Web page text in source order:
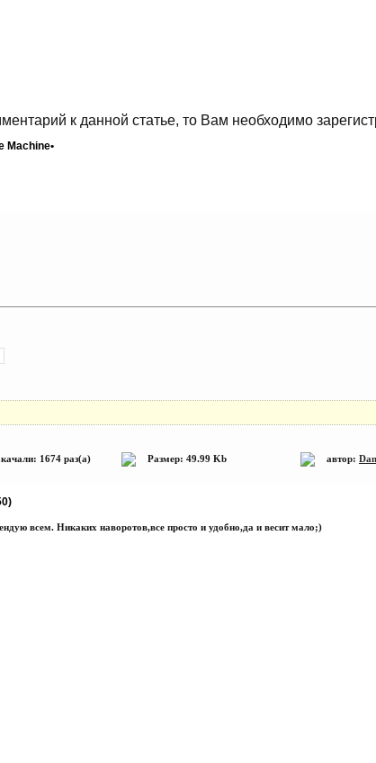
к данной статье, то Вам необходимо
Machine•
1674 раз(а) Размер: 49.99 Kb автор:
всем. Никаких наворотов,все просто и удобно,да и весит мало;)